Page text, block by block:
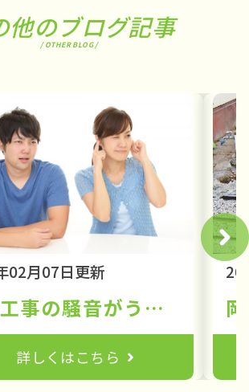
他のブログ記事
/ OTHER BLOG /
02月07日更新
解体工事の騒音がうるさい！苦情の相談先や自分でできる対処法とは
詳しくはこちら